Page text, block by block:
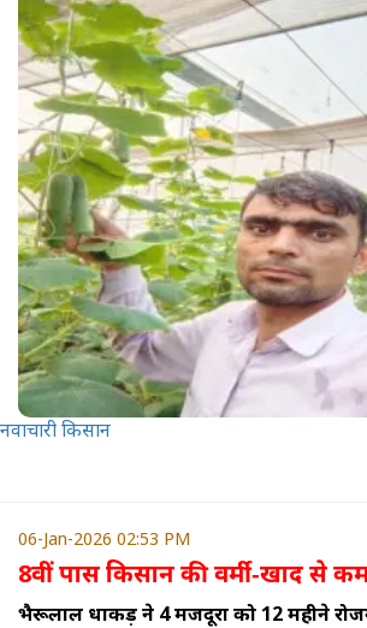
नवाचारी किसान
06-Jan-2026 02:53 PM
8वीं पास किसान की वर्मी‑खाद से
भैरूलाल धाकड़ ने 4 मजदूरों को 12 महीने